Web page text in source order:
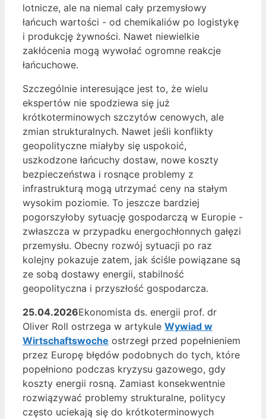
lotnicze, ale na niemal cały przemysłowy
łańcuch wartości - od chemikaliów po logistykę
i produkcję żywności. Nawet niewielkie
zakłócenia mogą wywołać ogromne reakcje
łańcuchowe.
Szczególnie interesujące jest to, że wielu
ekspertów nie spodziewa się już
krótkoterminowych szczytów cenowych, ale
zmian strukturalnych. Nawet jeśli konflikty
geopolityczne miałyby się uspokoić,
uszkodzone łańcuchy dostaw, nowe koszty
bezpieczeństwa i rosnące problemy z
infrastrukturą mogą utrzymać ceny na stałym
wysokim poziomie. To jeszcze bardziej
pogorszyłoby sytuację gospodarczą w Europie -
zwłaszcza w przypadku energochłonnych gałęzi
przemysłu. Obecny rozwój sytuacji po raz
kolejny pokazuje zatem, jak ściśle powiązane są
ze sobą dostawy energii, stabilność
geopolityczna i przyszłość gospodarcza.
25.04.2026Ekonomista ds. energii prof. dr
Oliver Roll ostrzega w artykule Wywiad w
Wirtschaftswoche ostrzegł przed popełnieniem
przez Europę błędów podobnych do tych, które
popełniono podczas kryzysu gazowego, gdy
koszty energii rosną. Zamiast konsekwentnie
rozwiązywać problemy strukturalne, politycy
często uciekają się do krótkoterminowych